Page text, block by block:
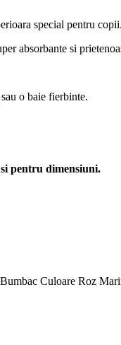
special pentru copii.
absorbante si
o baie fierbinte.
pentru dimensiuni.
Culoare Roz